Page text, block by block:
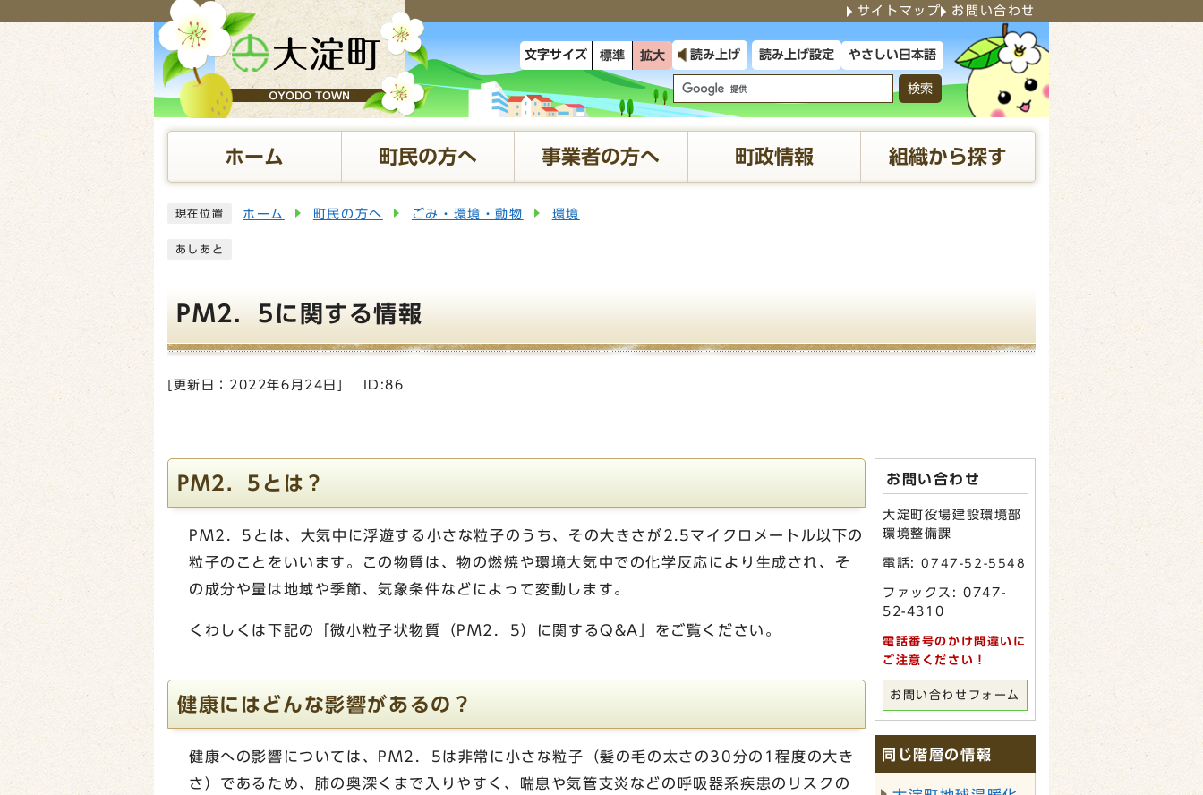
サイトマップ お問い合わせ
文字サイズ 標準 拡大 読み上げ 読み上げ設定 やさしい日本語
検索
ホーム 町民の方へ 事業者の方へ 町政情報 組織から探す
ここから本文です 現在位置 ホーム 町民の方へ ごみ・環境・動物 環境
あしあと
PM2．5に関する情報
[更新日： 2022年6月24日 ID:86
PM2．5とは？
PM2．5とは、大気中に浮遊する小さな粒子のうち、その大きさが2.5マイクロメートル以下の
粒子のことをいいます。この物質は、物の燃焼や環境大気中での化学反応により生成され、そ
の成分や量は地域や季節、気象条件などによって変動します。
くわしくは下記の「微小粒子状物質（PM2．5）に関するQ&A」をご覧ください。
健康にはどんな影響があるの？
健康への影響については、PM2．5は非常に小さな粒子（髪の毛の太さの30分の1程度の大き
さ）であるため、肺の奥深くまで入りやすく、喘息や気管支炎などの呼吸器系疾患のリスクの
お問い合わせ
大淀町役場建設環境部
環境整備課
電話:0747-52-5548
ファックス: 0747-
52-4310
電話番号のかけ間違いに
ご注意ください！
お問い合わせフォーム
同じ階層の情報